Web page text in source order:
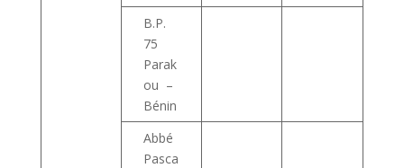
B.P.
75
Parak
ou –
Bénin
Abbé
Pasca